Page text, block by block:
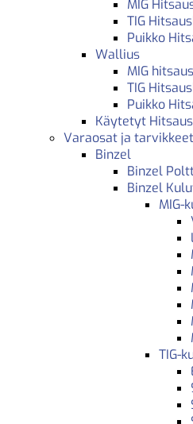
MIG
TIG
Puikko
Wallius
MIG
TIG
Puikko
Käytetyt
Varaosat ja tarvikkeet
Binzel
Binzel
Binzel
MIG-
TIG-